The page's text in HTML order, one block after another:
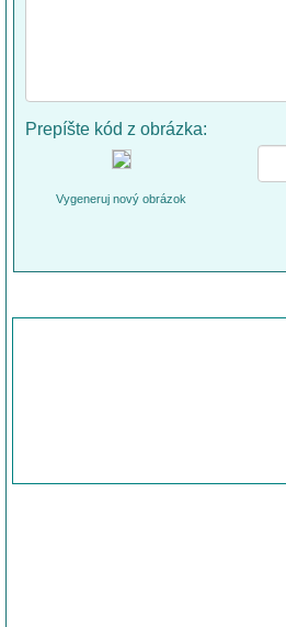
Prepíšte kód z obrázka:
Vygeneruj nový obrázok